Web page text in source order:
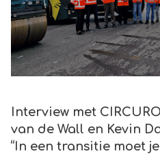
van landbouw, bosbouw en
Interview met CIRCUROAD-
Interview met
van de Wall en Kevin
“In een transitie moet